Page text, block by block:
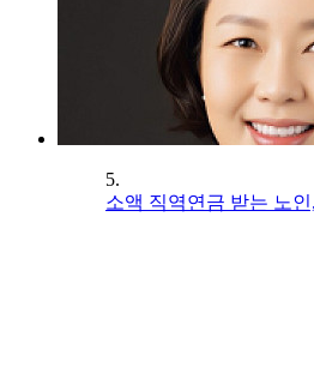
5.
소액 직역연금 받는 노